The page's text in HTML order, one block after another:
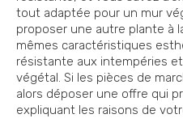
tout adaptée pour un mur
proposer une autre plante à
mêmes caractéristiques
résistante aux intempéries
végétal. Si les pièces de
alors déposer une offre qui
expliquant les raisons de